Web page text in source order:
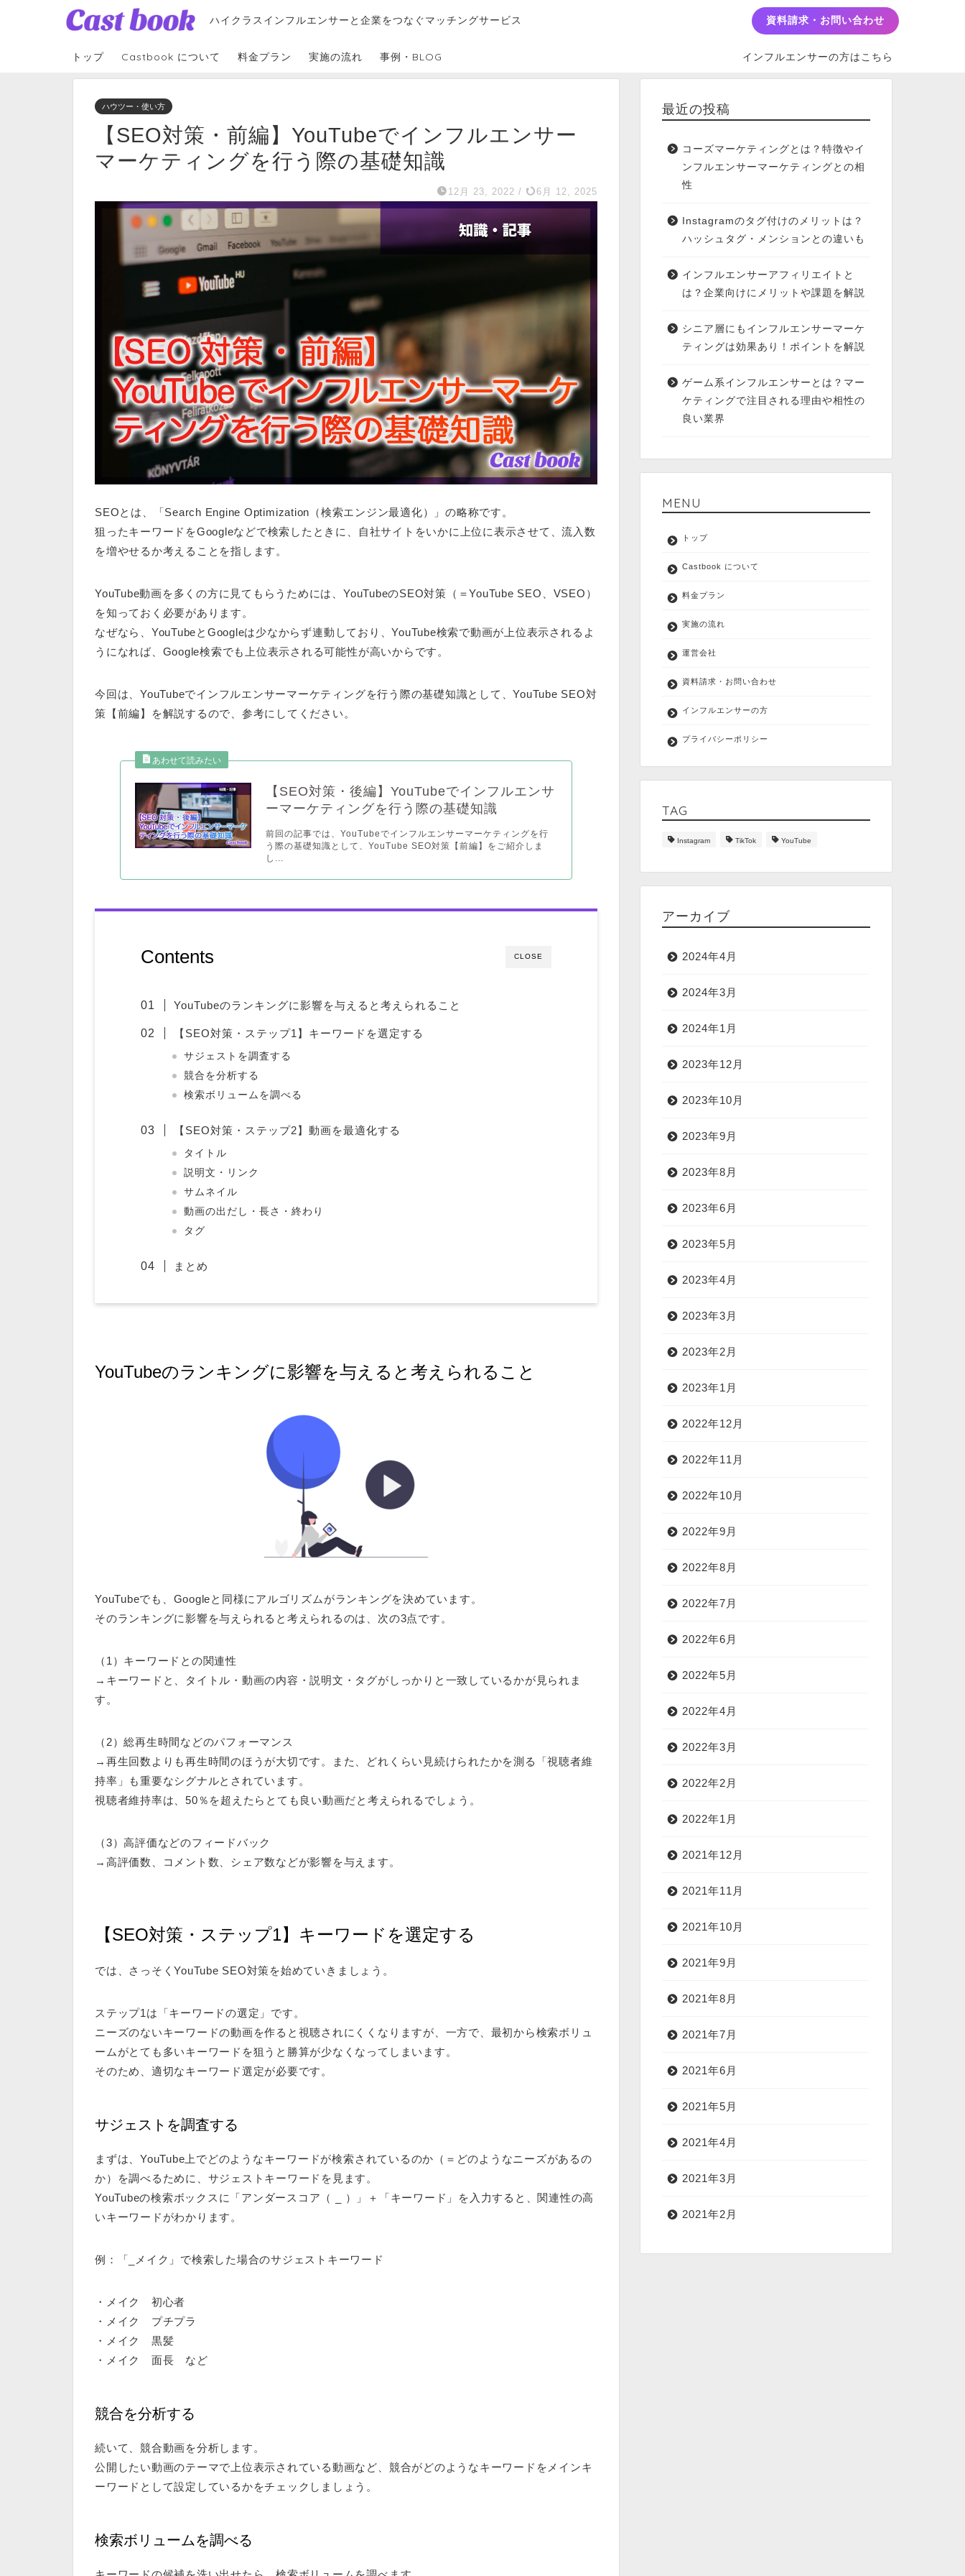
ハイクラスインフルエンサーと企業をつなぐマッチングサービス 資料請求・お問い合わせ
トップ Castbook について 料金プラン 実施の流れ 事例・BLOG インフルエンサーの方はこちら
ハウツー・使い方
【SEO対策・前編】YouTubeでインフルエンサー
マーケティングを行う際の基礎知識
12月 23, 2022 / 6月 12, 2025
SEOとは、「Search Engine Optimization（検索エンジン最適化）」の略称です。
狙ったキーワードをGoogleなどで検索したときに、自社サイトをいかに上位に表示させて、流入数
を増やせるか考えることを指します。
YouTube動画を多くの方に見てもらうためには、YouTubeのSEO対策（＝YouTube SEO、VSEO）
を知っておく必要があります。
なぜなら、YouTubeとGoogleは少なからず連動しており、YouTube検索で動画が上位表示されるよ
うになれば、Google検索でも上位表示される可能性が高いからです。
今回は、YouTubeでインフルエンサーマーケティングを行う際の基礎知識として、YouTube SEO対
策【前編】を解説するので、参考にしてください。
【SEO対策・後編】YouTubeでインフルエンサ
ーマーケティングを行う際の基礎知識
前回の記事では、YouTubeでインフルエンサーマーケティングを行
う際の基礎知識として、YouTube SEO対策【前編】をご紹介しま
し...
CLOSE
Contents
YouTubeのランキングに影響を与えると考えられること
【SEO対策・ステップ1】キーワードを選定する
サジェストを調査する
競合を分析する
検索ボリュームを調べる
【SEO対策・ステップ2】動画を最適化する
タイトル
説明文・リンク
サムネイル
動画の出だし・長さ・終わり
タグ
まとめ
YouTubeのランキングに影響を与えると考えられること
YouTubeでも、Googleと同様にアルゴリズムがランキングを決めています。
そのランキングに影響を与えられると考えられるのは、次の3点です。
（1）キーワードとの関連性
→キーワードと、タイトル・動画の内容・説明文・タグがしっかりと一致しているかが見られま
す。
（2）総再生時間などのパフォーマンス
→再生回数よりも再生時間のほうが大切です。また、どれくらい見続けられたかを測る「視聴者維
持率」も重要なシグナルとされています。
視聴者維持率は、50％を超えたらとても良い動画だと考えられるでしょう。
（3）高評価などのフィードバック
→高評価数、コメント数、シェア数などが影響を与えます。
【SEO対策・ステップ1】キーワードを選定する
では、さっそくYouTube SEO対策を始めていきましょう。
ステップ1は「キーワードの選定」です。
ニーズのないキーワードの動画を作ると視聴されにくくなりますが、一方で、最初から検索ボリュ
ームがとても多いキーワードを狙うと勝算が少なくなってしまいます。
そのため、適切なキーワード選定が必要です。
サジェストを調査する
まずは、YouTube上でどのようなキーワードが検索されているのか（＝どのようなニーズがあるの
か）を調べるために、サジェストキーワードを見ます。
YouTubeの検索ボックスに「アンダースコア（ _ ）」＋「キーワード」を入力すると、関連性の高
いキーワードがわかります。
例：「_メイク」で検索した場合のサジェストキーワード
・メイク 初心者
・メイク プチプラ
・メイク 黒髪
・メイク 面長 など
競合を分析する
続いて、競合動画を分析します。
公開したい動画のテーマで上位表示されている動画など、競合がどのようなキーワードをメインキ
ーワードとして設定しているかをチェックしましょう。
検索ボリュームを調べる
最近の投稿
コーズマーケティングとは？特徴やイ
ンフルエンサーマーケティングとの相
性
Instagramのタグ付けのメリットは？
ハッシュタグ・メンションとの違いも
インフルエンサーアフィリエイトと
は？企業向けにメリットや課題を解説
シニア層にもインフルエンサーマーケ
ティングは効果あり！ポイントを解説
ゲーム系インフルエンサーとは？マー
ケティングで注目される理由や相性の
良い業界
MENU
トップ
Castbook について
料金プラン
実施の流れ
運営会社
資料請求・お問い合わせ
インフルエンサーの方
プライバシーポリシー
TAG
Instagram TikTok YouTube
アーカイブ
2024年4月
2024年3月
2024年1月
2023年12月
2023年10月
2023年9月
2023年8月
2023年6月
2023年5月
2023年4月
2023年3月
2023年2月
2023年1月
2022年12月
2022年11月
2022年10月
2022年9月
2022年8月
2022年7月
2022年6月
2022年5月
2022年4月
2022年3月
2022年2月
2022年1月
2021年12月
2021年11月
2021年10月
2021年9月
2021年8月
2021年7月
2021年6月
2021年5月
2021年4月
2021年3月
2021年2月